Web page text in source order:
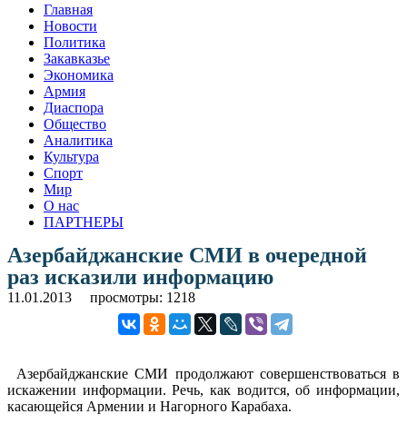
Главная
Новости
Политика
Закавказье
Экономика
Армия
Диаспора
Общество
Аналитика
Культура
Спорт
Мир
О нас
ПАРТНЕРЫ
Азербайджанские СМИ в очередной
раз исказили информацию
11.01.2013 просмотры: 1218
Азербайджанские СМИ продолжают совершенствоваться в
искажении информации. Речь, как водится, об информации,
касающейся Армении и Нагорного Карабаха.